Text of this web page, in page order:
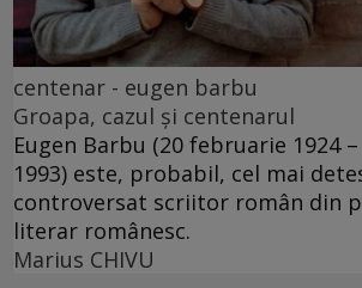
centenar - eugen barbu
Groapa, cazul și centenarul
Eugen Barbu (20 februarie 1924
1993) este, probabil, cel mai
controversat scriitor român din
literar românesc.
Marius CHIVU